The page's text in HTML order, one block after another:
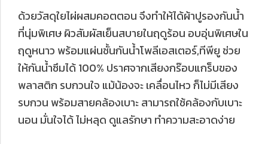
ด้วยวัสดุใยไผ่ผสมคอตตอน จึงทำให้ได้ผ้าปูรองกันน้ำ
ที่นุ่มพิเศษ ผิวสัมผัสเย็นสบายในฤดูร้อน อบอุ่นพิเศษใน
ฤดูหนาว พร้อมแผ่นชั้นกันน้ำโพลีเอสเตอร์,ทีพียู ช่วย
ให้กันน้ำซึมได้ 100% ปราศจากเสียงกร๊อบแกร็บของ
พลาสติก รบกวนใจ แม้น้องจะ เคลื่อนไหว ก็ไม่มีเสียง
รบกวน พร้อมสายคล้องเบาะ สามารถใช้คล้องกับเบาะ
นอน มั่นใจได้ ไม่หลุด ดูแลรักษา ทำความสะอาดง่าย